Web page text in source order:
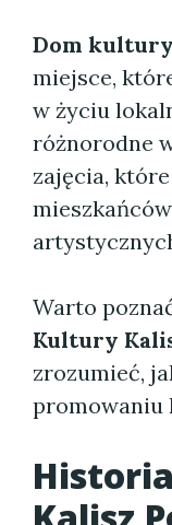
Dom
miejsce,
w życiu
różnorodne
zajęcia,
Warto
Kultury
zrozumieć,
promowaniu
Historia